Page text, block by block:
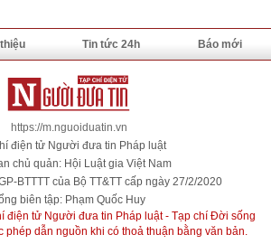
Tin tức 24h Báo mới
https://m.nguoiduatin.vn
điện tử Người đưa tin Pháp luật
chủ quản: Hội Luật gia Việt Nam
BTTTT của Bộ TT&TT cấp ngày 27/2/2020
biên tập: Phạm Quốc Huy
điện tử Người đưa tin Pháp luật - Tạp chí Đời sống
phép dẫn nguồn khi có thoả thuận bằng văn bản.